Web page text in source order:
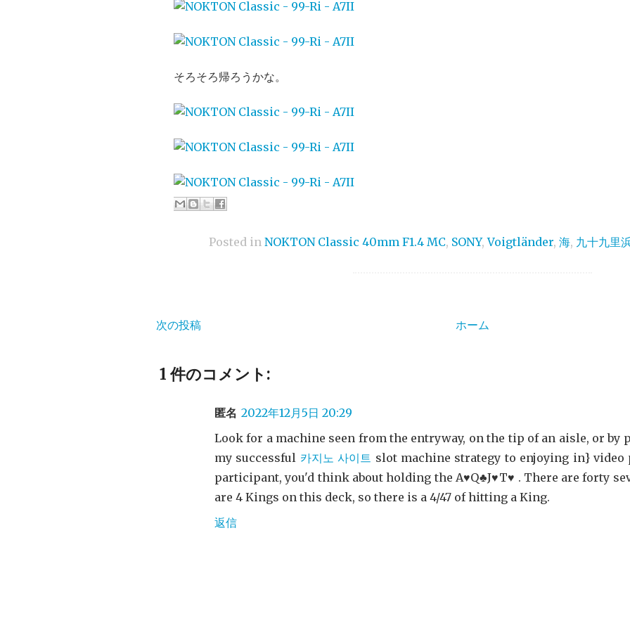
そろそろ帰ろうかな。
Posted in NOKTON Classic 40mm F1.4 MC, SONY,Voigtländer, 海, 九十九里
次の投稿 ホーム
1 件のコメント:
匿名 2022年12月5日 20:29
Look for a machine seen from the entryway, on the tip of an aisle, or by
my successful 카지노 사이트 slot machine strategy to enjoying in} video
participant, you'd think about holding the A♥Q♣J♥T♥ . There are forty
are 4 Kings on this deck, so there is a 4/47 of hitting a King.
返信